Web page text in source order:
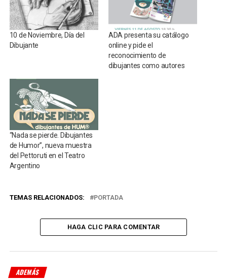
10 de Noviembre, Día del
Dibujante
ADA presenta su catálogo
online y pide el
reconocimiento de
dibujantes como autores
“Nada se pierde. Dibujantes
de Humor”, nueva muestra
del Pettoruti en el Teatro
Argentino
TEMAS RELACIONADOS: PORTADA
HAGA CLIC PARA COMENTAR
ADEMÁS